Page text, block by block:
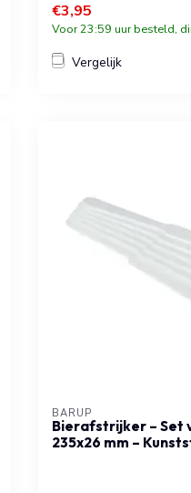
€3,95
Voor 23:59 uur besteld,
Vergelijk
BARUP
Bierafstrijker – Set
235x26 mm –